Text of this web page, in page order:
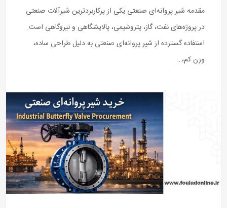
مقدمه شیر پروانه‌ای صنعتی یکی از پرکاربردترین شیرآلات صنعتی
در پروژه‌های نفت، گاز، پتروشیمی، پالایشگاهی و نیروگاهی است.
استفاده گسترده از شیر پروانه‌ای صنعتی به دلیل طراحی ساده،
وزن کم،…